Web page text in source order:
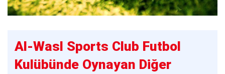
Al-Wasl Sports Club Futbol
Kulübünde Oynayan Diğer